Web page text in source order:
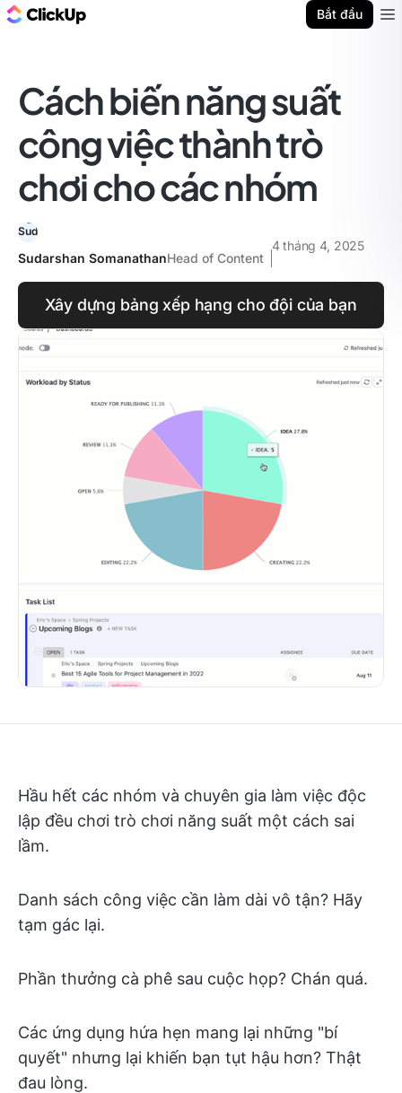
Bắt đầu
Cách biến năng suất
công việc thành trò
chơi cho các nhóm
Sudarshan SomanathanHead of Content
4 tháng 4, 2025
Xây dựng bảng xếp hạng cho đội của bạn
Hầu hết các nhóm và chuyên gia làm việc độc
lập đều chơi trò chơi năng suất một cách sai
lầm.
Danh sách công việc cần làm dài vô tận? Hãy
tạm gác lại.
Phần thưởng cà phê sau cuộc họp? Chán quá.
Các ứng dụng hứa hẹn mang lại những "bí
quyết" nhưng lại khiến bạn tụt hậu hơn? Thật
đau lòng.